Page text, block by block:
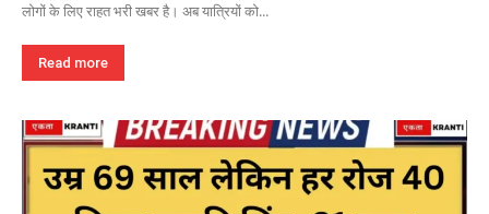
लोगों के लिए राहत भरी खबर है। अब यात्रियों को...
Read more